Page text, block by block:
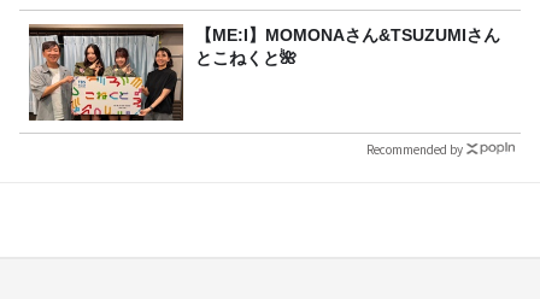
【ME:I】MOMONAさん&TSUZUMIさん
とこねくと🌺
Recommended by